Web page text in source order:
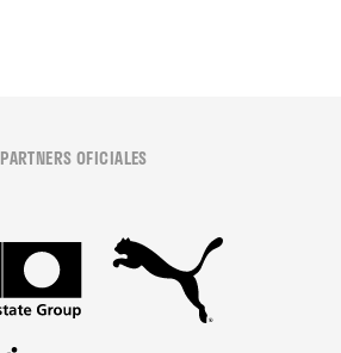
PARTNERS OFICIALES